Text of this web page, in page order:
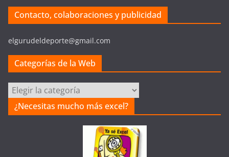
Contacto, colaboraciones y publicidad
elgurudeldeporte@gmail.com
Categorías de la Web
Categorías
de
la
¿Necesitas mucho más excel?